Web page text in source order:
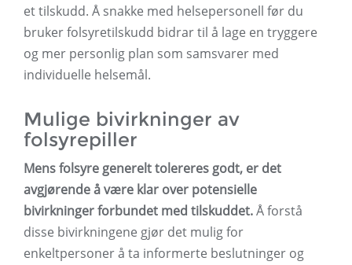
et tilskudd. Å snakke med helsepersonell før du
bruker folsyretilskudd bidrar til å lage en tryggere
og mer personlig plan som samsvarer med
individuelle helsemål.
Mulige bivirkninger av
folsyrepiller
Mens folsyre generelt tolereres godt, er det
avgjørende å være klar over potensielle
bivirkninger forbundet med tilskuddet.Å forstå
disse bivirkningene gjør det mulig for
enkeltpersoner å ta informerte beslutninger og